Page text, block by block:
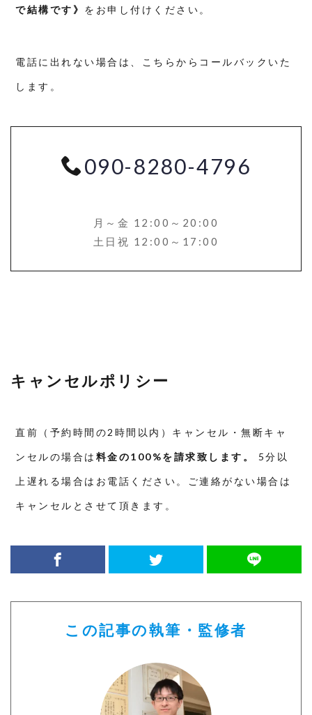
で結構です》 をお申し付けください。
電話に出れない場合は、こちらからコールバックいた
します。
090-8280-4796
月～金 12:00～20:00
土日祝 12:00～17:00
キャンセルポリシー
直前（予約時間の2時間以内）キャンセル・無断キャ
ンセルの場合は 料金の100%を請求致します。 5分以
上遅れる場合はお電話ください。ご連絡がない場合は
キャンセルとさせて頂きます。
この記事の執筆・監修者